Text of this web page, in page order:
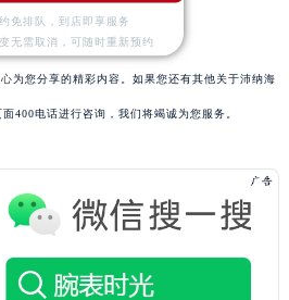
用寿命并保持其美观度。
为您分享的精彩内容。如果您还有其他关于沛纳海
400电话进行咨询，我们将竭诚为您服务。
免排队，到店即享服务
无需取消，可随时重新预约